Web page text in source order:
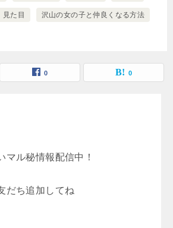
見た目 沢山の女の子と仲良くなる方法
0 0
マル秘情報配信中！
だち追加してね